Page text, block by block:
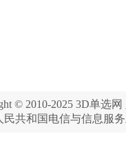
© 2010-2025 3D单选网
民共和国电信与信息服